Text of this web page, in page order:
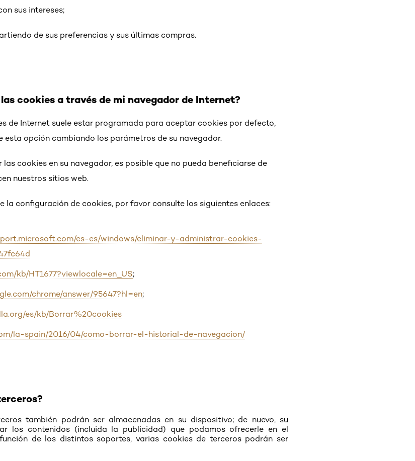
sus intereses;
de sus preferencias y sus últimas compras.
cookies a través de mi navegador de Internet?
de Internet suele estar programada para aceptar cookies por defecto,
esta opción cambiando los parámetros de su navegador.
cookies en su navegador, es posible que no pueda beneficiarse de
nuestros sitios web.
la configuración de cookies, por favor consulte los siguientes enlaces:
es-es/windows/eliminar-y-administrar-cookies-
kb/HT1677?viewlocale=en_US;
chrome/answer/95647?hl=en;
es/kb/Borrar%20cookies
la-spain/2016/04/como-borrar-el-historial-de-navegacion/
también podrán ser almacenadas en su dispositivo; de nuevo, su
los contenidos (incluida la publicidad) que podamos ofrecerle en el
de los distintos soportes, varias cookies de terceros podrán ser